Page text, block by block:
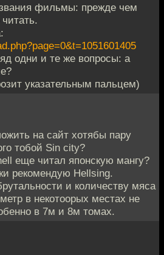
фильмы: прежде чем
одни и те же вопросы: а
указательным пальцем)
на сайт хотябы пару
тобой Sin city?
еще читал японскую мангу?
рекомендую Hellsing.
и количеству мяса
в некотоорых местах не
в 7м и 8м томах.